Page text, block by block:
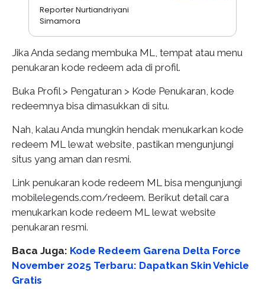
Reporter Nurtiandriyani
Simamora
Jika Anda sedang membuka ML, tempat atau menu
penukaran kode redeem ada di profil.
Buka Profil > Pengaturan > Kode Penukaran, kode
redeemnya bisa dimasukkan di situ.
Nah, kalau Anda mungkin hendak menukarkan kode
redeem ML lewat website, pastikan mengunjungi
situs yang aman dan resmi.
Link penukaran kode redeem ML bisa mengunjungi
mobilelegends.com/redeem. Berikut detail cara
menukarkan kode redeem ML lewat website
penukaran resmi.
Baca Juga: Kode Redeem Garena Delta Force
November 2025 Terbaru: Dapatkan Skin Vehicle
Gratis